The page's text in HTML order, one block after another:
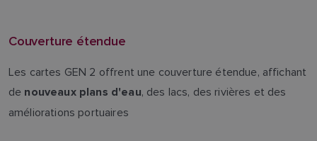
Couverture étendue
Les cartes GEN 2 offrent une couverture étendue, affichant
de nouveaux plans d'eau, des lacs, des rivières et des
améliorations portuaires